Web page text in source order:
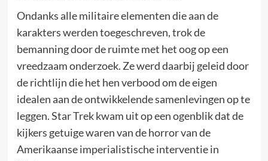
Ondanks alle militaire elementen die aan de
karakters werden toegeschreven, trok de
bemanning door de ruimte met het oog op een
vreedzaam onderzoek. Ze werd daarbij geleid door
de richtlijn die het hen verbood om de eigen
idealen aan de ontwikkelende samenlevingen op te
leggen. Star Trek kwam uit op een ogenblik dat de
kijkers getuige waren van de horror van de
Amerikaanse imperialistische interventie in